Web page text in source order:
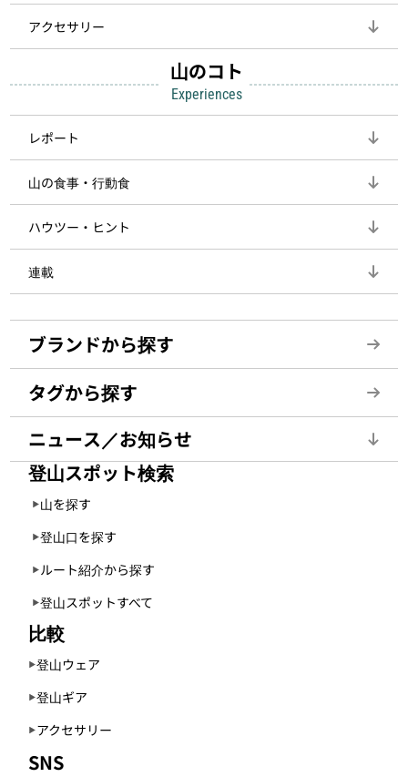
アクセサリー
山のコト
Experiences
レポート
山の食事・行動食
ハウツー・ヒント
連載
ブランドから探す
タグから探す
ニュース／お知らせ
登山スポット検索
山を探す
登山口を探す
ルート紹介から探す
登山スポットすべて
比較
登山ウェア
登山ギア
アクセサリー
SNS